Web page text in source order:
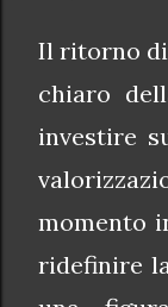
Il ritorno di
chiaro
investire
momento
ridefinire